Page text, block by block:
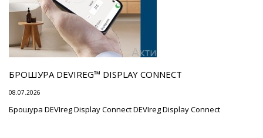
БРОШУРА DEVIREG™ DISPLAY CONNECT
08.07.2026
Брошура DEVIreg Display Connect DEVIreg Display Connect